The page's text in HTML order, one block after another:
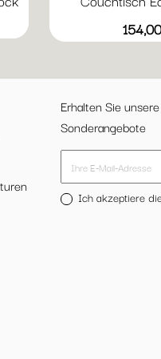
Preis

Erhalten Sie
Sonderangebote
Ich akzeptiere